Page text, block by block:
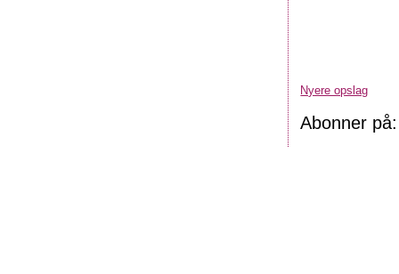
Nyere opslag
Abonner